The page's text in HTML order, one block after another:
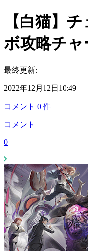
【白猫】
ボ攻略チャ
最終更新:
2022年12月12日10:49
コメント 0 件
コメント
0